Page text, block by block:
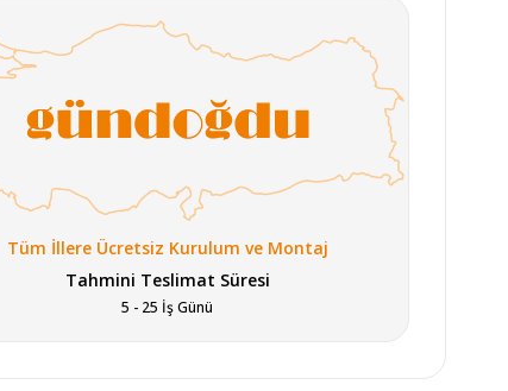
Tüm İllere Ücretsiz Kurulum ve Montaj
Tahmini Teslimat Süresi
5 - 25 İş Günü